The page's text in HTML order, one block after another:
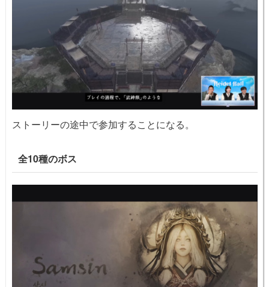
ストーリーの途中で参加することになる。
全10種のボス